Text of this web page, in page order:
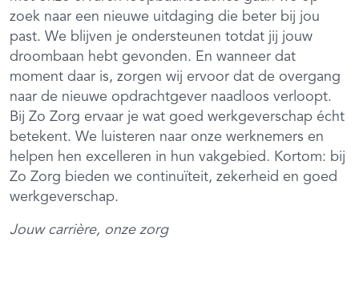
zoek naar een nieuwe uitdaging die beter bij jou
past. We blijven je ondersteunen totdat jij jouw
droombaan hebt gevonden. En wanneer dat
moment daar is, zorgen wij ervoor dat de overgang
naar de nieuwe opdrachtgever naadloos verloopt.
Bij Zo Zorg ervaar je wat goed werkgeverschap écht
betekent. We luisteren naar onze werknemers en
helpen hen excelleren in hun vakgebied. Kortom: bij
Zo Zorg bieden we continuïteit, zekerheid en goed
werkgeverschap.
Jouw carrière, onze zorg